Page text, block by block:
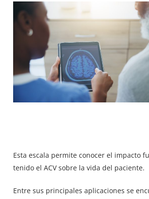
Esta escala permite conocer el impacto
tenido el ACV sobre la vida del paciente.
Entre sus principales aplicaciones se